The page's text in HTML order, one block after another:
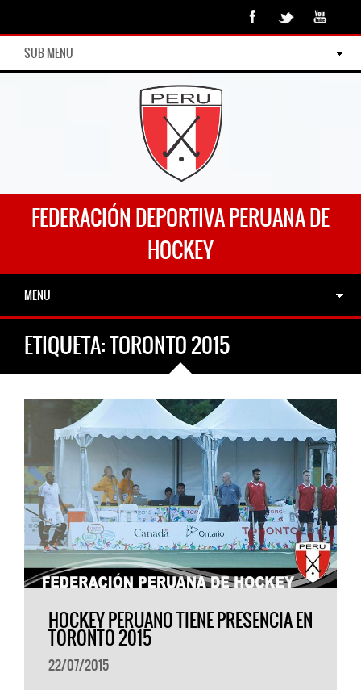
SUB MENU
FEDERACIÓN DEPORTIVA PERUANA DE
HOCKEY
MENU
ETIQUETA:TORONTO 2015
HOCKEY PERUANO TIENE PRESENCIA EN
TORONTO 2015
22/07/2015